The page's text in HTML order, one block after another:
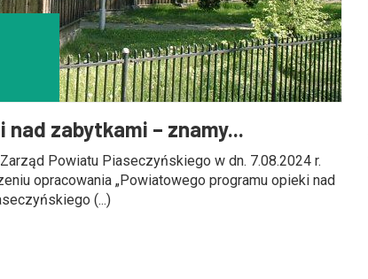
nad zabytkami – znamy...
Powiatu Piaseczyńskiego w dn. 7.08.2024 r.
opracowania „Powiatowego programu opieki nad
(...)